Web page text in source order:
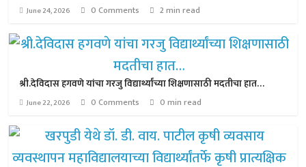
June 24, 2026 0 Comments 2 min read
श्री.देविदास हगवणे यांचा गरजु विद्यार्थ्यांच्या शिक्षणासाठी मदतीचा हात…
June 22, 2026 0 Comments 0 min read